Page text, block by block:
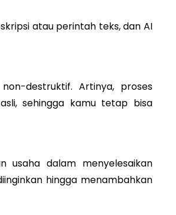
atau perintah teks, dan AI
destruktif. Artinya, proses
sehingga kamu tetap bisa
usaha dalam menyelesaikan
hingga menambahkan